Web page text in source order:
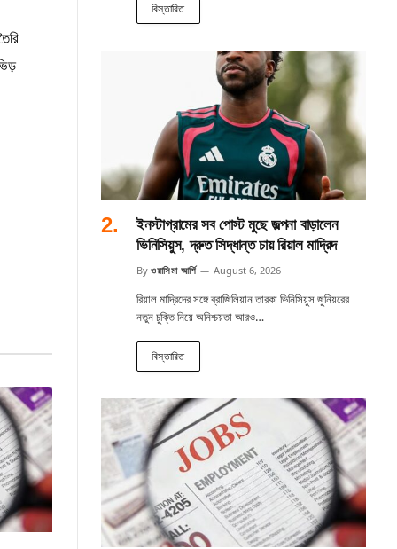
বিস্তারিত
ইনস্টাগ্রামের সব পোস্ট মুছে জল্পনা বাড়ালেন
ভিনিসিয়ুস, দ্রুত সিদ্ধান্ত চায় রিয়াল মাদ্রিদ
By ওয়াসিমা আর্শি August 6, 2026
রিয়াল মাদ্রিদের সঙ্গে ব্রাজিলিয়ান তারকা ভিনিসিয়ুস জুনিয়রের
নতুন চুক্তি নিয়ে অনিশ্চয়তা আরও…
বিস্তারিত